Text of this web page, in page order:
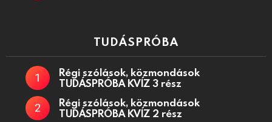
TUDÁSPRÓBA
Régi szólások, közmondások
TUDÁSPRÓBA KVÍZ 3 rész
Régi szólások, közmondások
TUDÁSPRÓBA KVÍZ 2 rész